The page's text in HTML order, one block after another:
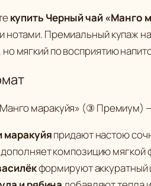
купить Черный чай «Манго
нотами. Премиальный купаж
мягкий по восприятию
маракуйя» (③ Премиум) —
маракуйяпридают настою
дополняет композицию мягкой
формируют